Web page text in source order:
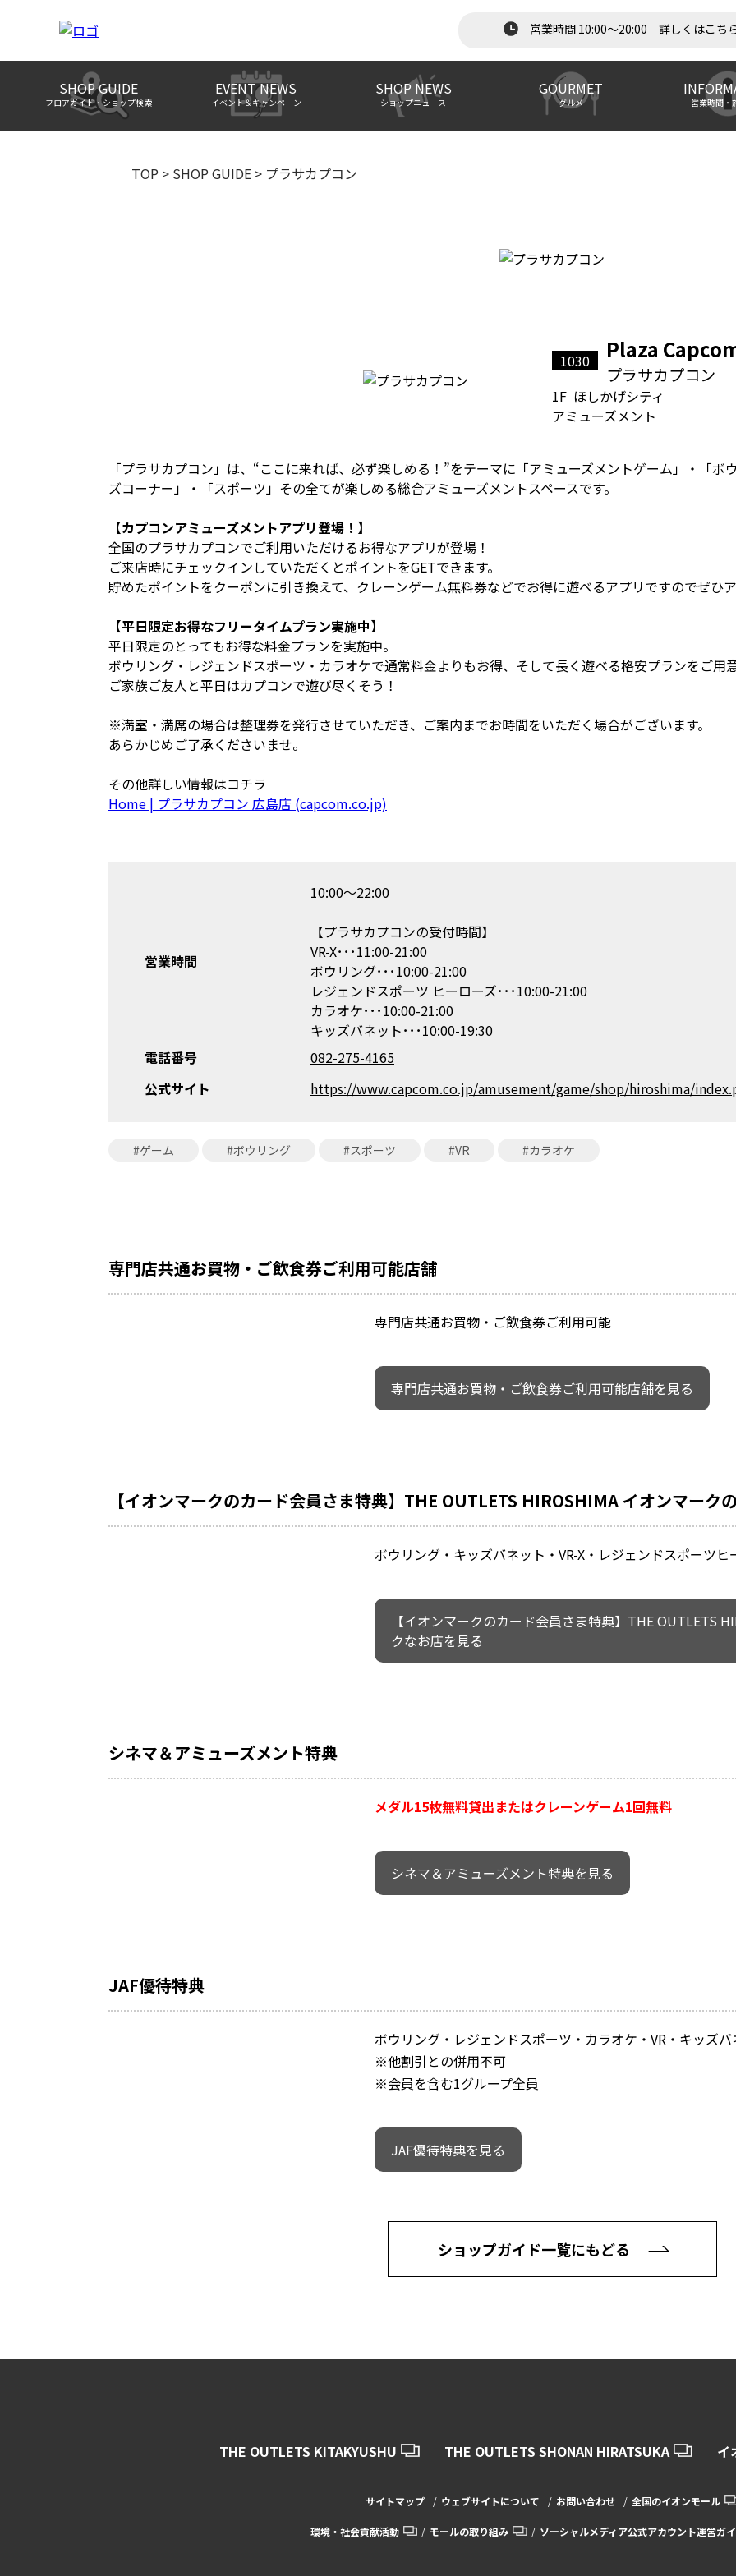
営業時間 10:00～20:00 詳しくはこち
SHOP GUIDE
フロアガイド・ショップ検索
EVENT NEWS
イベント＆キャンペーン
SHOP NEWS
ショップニュース
GOURMET
グルメ 営業時間・
TOP > SHOP GUIDE > プラサカプコン
1030 Plaza
プラサカプコン
1F ほしかげシティ
アミューズメント
「プラサカプコン」は、“ここに来れば、必ず楽しめる！”をテーマに「アミューズメントゲーム」・「
ズコーナー」・「スポーツ」その全てが楽しめる総合アミューズメントスペースです。
【カプコンアミューズメントアプリ登場！】
全国のプラサカプコンでご利用いただけるお得なアプリが登場！
ご来店時にチェックインしていただくとポイントをGETできます。
貯めたポイントをクーポンに引き換えて、クレーンゲーム無料券などでお得に遊べるアプリですのでぜひ
【平日限定お得なフリータイムプラン実施中】
平日限定のとってもお得な料金プランを実施中。
ボウリング・レジェンドスポーツ・カラオケで通常料金よりもお得、そして長く遊べる格安プランをご用
ご家族ご友人と平日はカプコンで遊び尽くそう！
※満室・満席の場合は整理券を発行させていただき、ご案内までお時間をいただく場合がございます。
あらかじめご了承くださいませ。
その他詳しい情報はコチラ
Home | プラサカプコン 広島店 (capcom.co.jp)
営業時間
10:00～22:00
【プラサカプコンの受付時間】
VR-X･･･11:00-21:00
ボウリング･･･10:00-21:00
レジェンドスポーツ ヒーローズ･･･10:00-21:00
カラオケ･･･10:00-21:00
キッズバネット･･･10:00-19:30
電話番号
082-275-4165
公式サイト
https://www.capcom.co.jp/amusement/game/shop/hiroshima/
#ゲーム #ボウリング #スポーツ #VR #カラオケ
専門店共通お買物・ご飲食券ご利用可能店舗
専門店共通お買物・ご飲食券ご利用可能
専門店共通お買物・ご飲食券ご利用可能店舗を見る
【イオンマークのカード会員さま特典】THE OUTLETS HIROSHIMA イオンマーク
ボウリング・キッズバネット・VR-X・レジェンドスポーツ
【イオンマークのカード会員さま特典】THE OUTLETS
クなお店を見る
シネマ＆アミューズメント特典
メダル15枚無料貸出またはクレーンゲーム1回無料
シネマ＆アミューズメント特典を見る
JAF優待特典
ボウリング・レジェンドスポーツ・カラオケ・VR・キッズ
※他割引との併用不可
※会員を含む1グループ全員
JAF優待特典を見る
ショップガイド一覧にもどる
THE OUTLETS KITAKYUSHU THE OUTLETS SHONAN HIRATSUKA イ
サイトマップ ウェブサイトについて お問い合わせ 全国のイオンモール
環境・社会貢献活動 モールの取り組み ソーシャルメディア公式アカウント運営ガ